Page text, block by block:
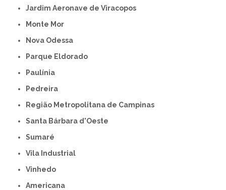
Jardim Aeronave de Viracopos
Monte Mor
Nova Odessa
Parque Eldorado
Paulínia
Pedreira
Região Metropolitana de Campinas
Santa Bárbara d'Oeste
Sumaré
Vila Industrial
Vinhedo
americana